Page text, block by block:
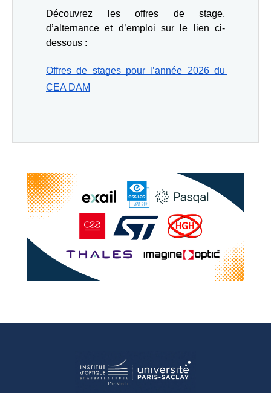
Découvrez les offres de stage,
d’alternance et d’emploi sur le lien ci-
dessous :
Offres de stages pour l’année 2026 du
CEA DAM